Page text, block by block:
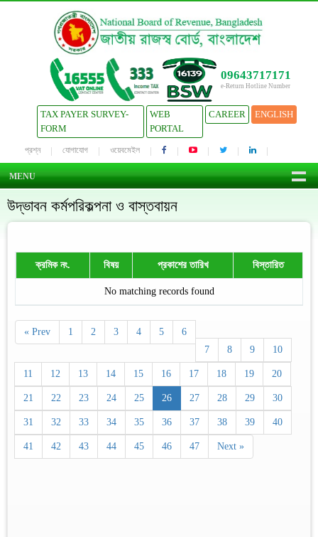
09643717171
e-Return Hotline Number
TAX PAYER SURVEY-
FORM
WEB
PORTAL
CAREER ENGLISH
প্রশ্ন যোগাযোগ ওয়েবমেইল
MENU
উদ্ভাবন কর্মপরিকল্পনা ও বাস্তবায়ন
ক্রমিক নং. বিষয় প্রকাশের তারিখ বিস্তারিত
No matching records found
« Prev 1 2 3 4 5
6
7
8 9 10
11 12 13 14 15 16 17 18 19 20
21 22 23 24 25 26 27 28 29 30
31 32 33 34 35 36 37 38 39 40
41 42 43 44 45 46 47 Next »